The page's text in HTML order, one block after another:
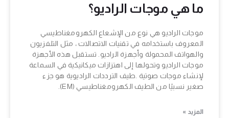
ما هي موجات الراديو؟
موجات الراديو هي نوع من الإشعاع الكهرومغناطيسي
المعروف باستخدامه في تقنيات الاتصالات ، مثل التلفزيون
والهواتف المحمولة وأجهزة الراديو. تستقبل هذه الأجهزة
موجات الراديو وتحولها إلى اهتزازات ميكانيكية في السماعة
لإنشاء موجات صوتية .طيف الترددات الراديوية هو جزء
صغير نسبيًا من الطيف الكهرومغناطيسي (EM).
المزيد »